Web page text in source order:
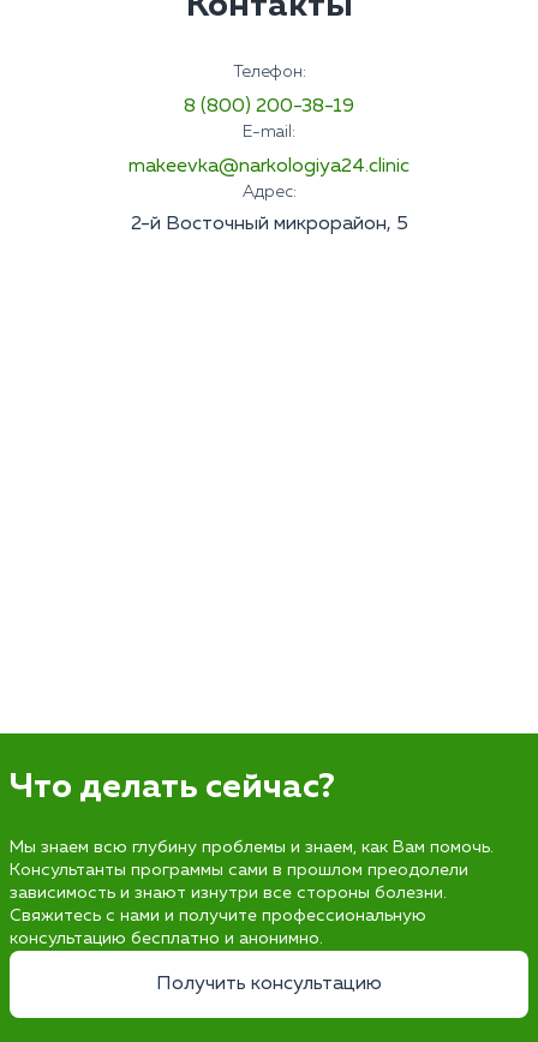
Телефон:
8 (800) 200-38-19
E-mail:
makeevka@narkologiya24.clinic
Адрес:
2-й Восточный микрорайон, 5
Что делать сейчас?
Мы знаем всю глубину проблемы и знаем, как Вам помочь.
Консультанты программы сами в прошлом преодолели
зависимость и знают изнутри все стороны болезни.
Свяжитесь с нами и получите профессиональную
консультацию бесплатно и анонимно.
Получить консультацию